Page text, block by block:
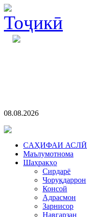
08.08.2026
CАҲИФАИ АСЛӢ
Маълумотнома
Шаҳракҳо
Сирдарё
Чоруқдаррон
Консой
Адрасмон
Зарнисор
Навгарзан